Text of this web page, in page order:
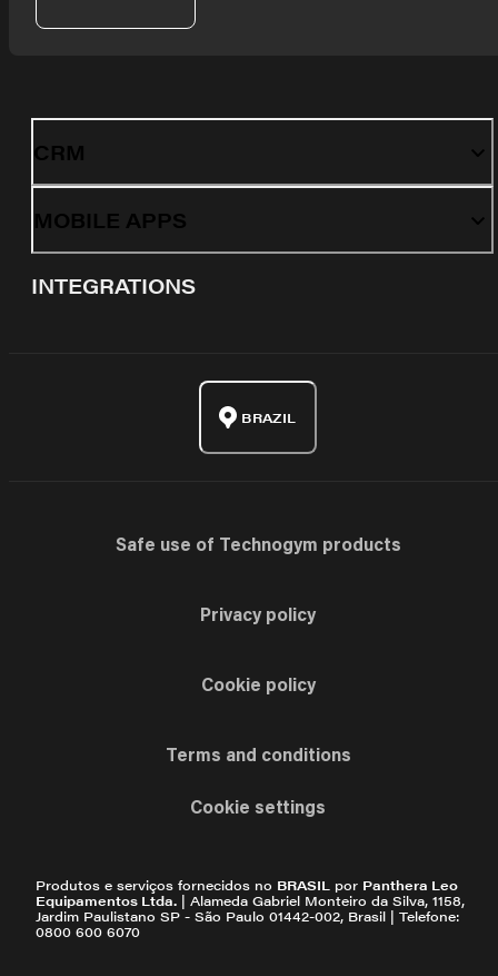
CRM
MOBILE APPS
INTEGRATIONS
BRAZIL
Safe use of Technogym products
Privacy policy
Cookie policy
Terms and conditions
Cookie settings
Produtos e serviços fornecidos no BRASIL por Panthera Leo
Equipamentos Ltda. | Alameda Gabriel Monteiro da Silva, 1158,
Jardim Paulistano SP - São Paulo 01442-002, Brasil | Telefone:
0800 600 6070